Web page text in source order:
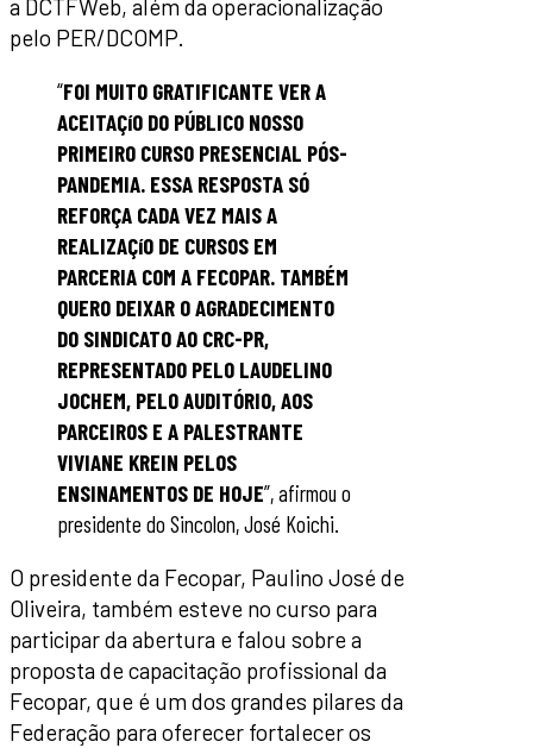
a DCTFWeb, além da operacionalização
pelo PER/DCOMP.
“FOI MUITO GRATIFICANTE VER A
ACEITAÇíO DO PÚBLICO NOSSO
PRIMEIRO CURSO PRESENCIAL PÓS-
PANDEMIA. ESSA RESPOSTA SÓ
REFORÇA CADA VEZ MAIS A
REALIZAÇíO DE CURSOS EM
PARCERIA COM A FECOPAR. TAMBÉM
QUERO DEIXAR O AGRADECIMENTO
DO SINDICATO AO CRC-PR,
REPRESENTADO PELO LAUDELINO
JOCHEM, PELO AUDITÓRIO, AOS
PARCEIROS E A PALESTRANTE
VIVIANE KREIN PELOS
ENSINAMENTOS DE HOJE”, afirmou o
presidente do Sincolon, José Koichi.
O presidente da Fecopar, Paulino José de
Oliveira, também esteve no curso para
participar da abertura e falou sobre a
proposta de capacitação profissional da
Fecopar, que é um dos grandes pilares da
Federação para oferecer fortalecer os